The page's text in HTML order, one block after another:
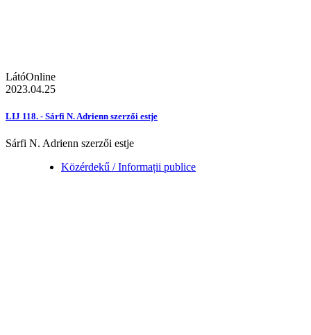
LátóOnline
2023.04.25
LIJ 118. - Sárfi N. Adrienn szerzői estje
Sárfi N. Adrienn szerzői estje
Közérdekű / Informații publice